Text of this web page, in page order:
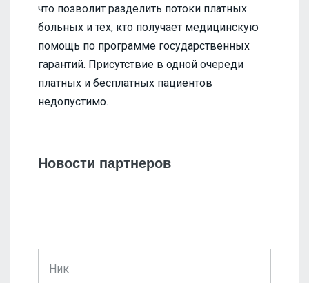
что позволит разделить потоки платных
больных и тех, кто получает медицинскую
помощь по программе государственных
гарантий. Присутствие в одной очереди
платных и бесплатных пациентов
недопустимо.
Новости партнеров